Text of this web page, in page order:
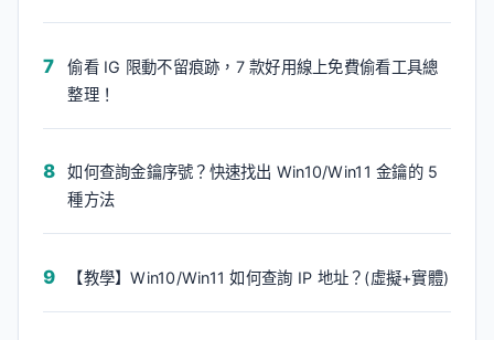
偷看 IG 限動不留痕跡，7 款好用線上免費偷看工具總
整理！
如何查詢金鑰序號？快速找出 Win10/Win11 金鑰的 5
種方法
【教學】Win10/Win11 如何查詢 IP 地址？(虛擬+實體)